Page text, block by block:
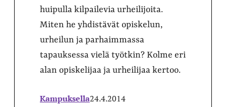
huipulla kilpailevia urheilijoita.
Miten he yhdistävät opiskelun,
urheilun ja parhaimmassa
tapauksessa vielä työtkin? Kolme eri
alan opiskelijaa ja urheilijaa kertoo.
Kampuksella24.4.2014